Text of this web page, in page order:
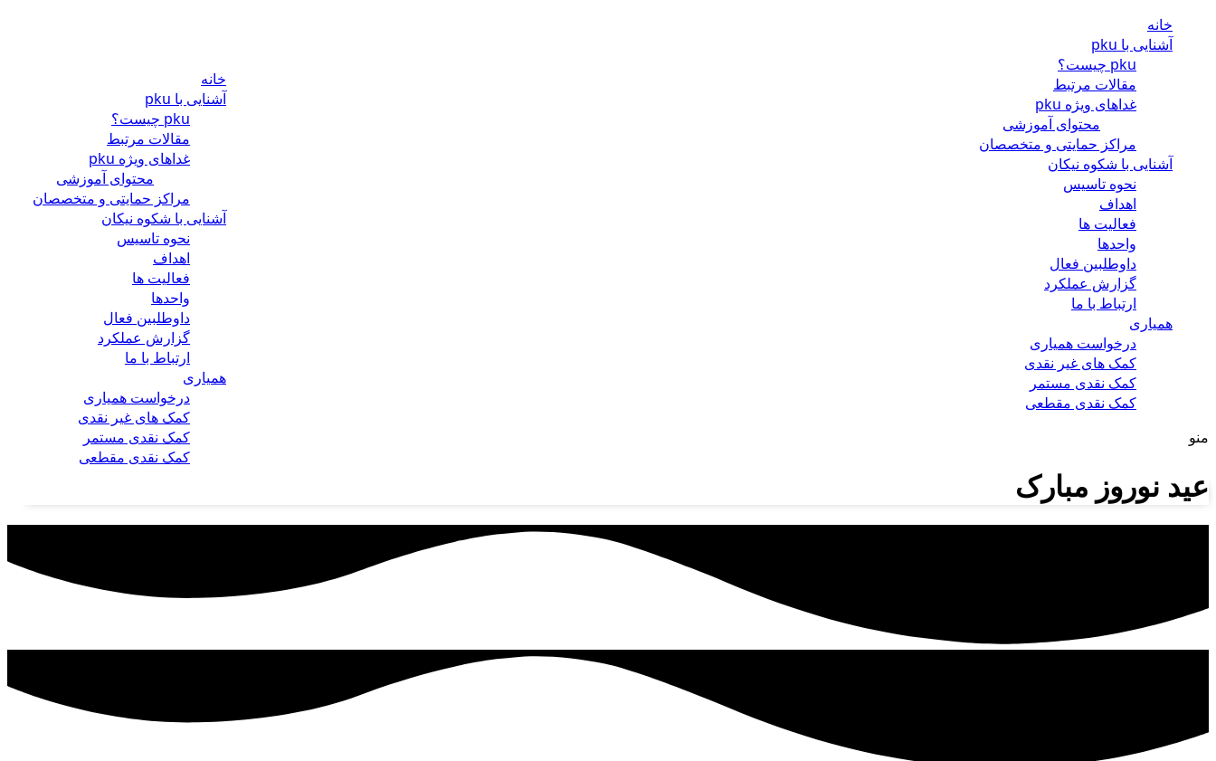
خانه
آشنایی با pku
pku چیست؟
مقالات مرتبط
غداهای ویژه pku
محتوای آموزشی
مراکز حمایتی و متخصصان
آشنایی با شکوه نیکان
نحوه تاسیس
اهداف
فعالیت ها
واحدها
داوطلبین فعال
گزارش عملکرد
ارتباط با ما
همیاری
درخواست همیاری
کمک های غیر نقدی
کمک نقدی مستمر
کمک نقدی مقطعی
منو
خانه
آشنایی با pku
pku چیست؟
مقالات مرتبط
غداهای ویژه pku
محتوای آموزشی
مراکز حمایتی و متخصصان
آشنایی با شکوه نیکان
نحوه تاسیس
اهداف
فعالیت ها
واحدها
داوطلبین فعال
گزارش عملکرد
ارتباط با ما
همیاری
درخواست همیاری
کمک های غیر نقدی
کمک نقدی مستمر
کمک نقدی مقطعی
عید نوروز مبارک